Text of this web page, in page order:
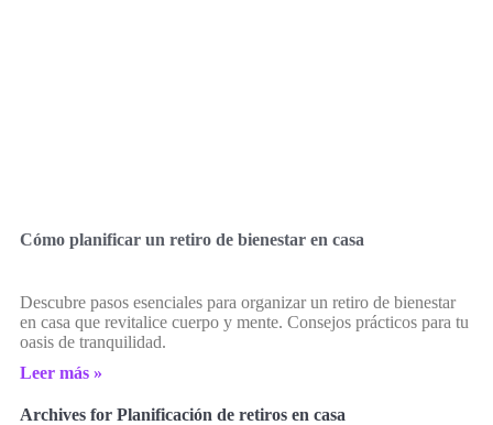
Cómo planificar un retiro de bienestar en casa
Descubre pasos esenciales para organizar un retiro de bienestar
en casa que revitalice cuerpo y mente. Consejos prácticos para tu
oasis de tranquilidad.
Leer más »
Archives for Planificación de retiros en casa